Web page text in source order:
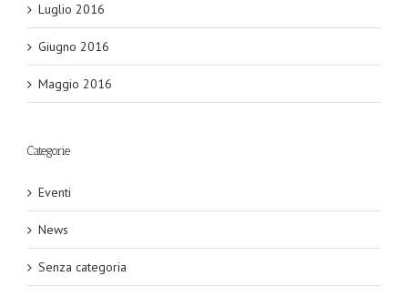
Luglio 2016
Giugno 2016
Maggio 2016
Categorie
Eventi
News
Senza categoria